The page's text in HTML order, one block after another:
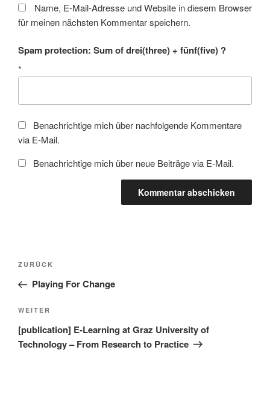
Name, E-Mail-Adresse und Website in diesem Browser
für meinen nächsten Kommentar speichern.
Spam protection: Sum of drei(three) + fünf(five) ?
*
Benachrichtige mich über nachfolgende Kommentare
via E-Mail.
Benachrichtige mich über neue Beiträge via E-Mail.
Beitragsnavigation
Vorheriger
Beitrag
ZURÜCK
Playing For Change
Nächster
Beitrag
WEITER
[publication] E-Learning at Graz University of
Technology – From Research to Practice